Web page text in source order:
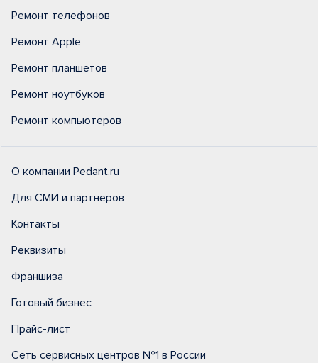
Ремонт телефонов
Ремонт Apple
Ремонт планшетов
Ремонт ноутбуков
Ремонт компьютеров
О компании Pedant.ru
Для СМИ и партнеров
Контакты
Реквизиты
Франшиза
Готовый бизнес
Прайс-лист
Сеть сервисных центров №1 в России